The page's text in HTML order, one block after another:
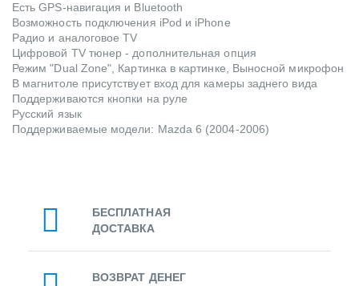
Есть GPS-навигация и Bluetooth
Возможность подключения iPod и iPhone
Радио и аналоговое TV
Цифровой TV тюнер - дополнительная опция
Режим "Dual Zone", Картинка в картинке, Выносной микрофон
В магнитоле присутствует вход для камеры заднего вида
Поддерживаются кнопки на руле
Русский язык
Поддерживаемые модели: Mazda 6 (2004-2006)
БЕСПЛАТНАЯ
ДОСТАВКА
ВОЗВРАТ ДЕНЕГ